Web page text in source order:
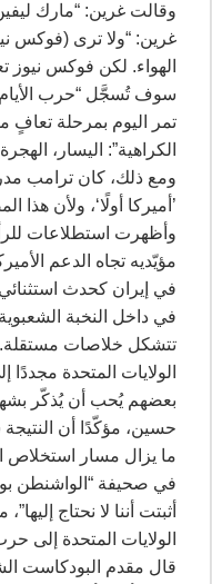
وقالت غرين: “مارك
غرين: “ولا ترى (فوكس
الهواء. لكن فوكس
سوف تُسجَّل “حرب الأيام
تمر اليوم بمرحلة تعافٍ
الكراهية”: اليسار،
ومع ذلك، كان ترامب
’أميركا أولًا‘، ولأن
وأظهرت استطلاعات
مؤيّديه تجاه الدعم
في إيران كحدث
تتشكل خلاصات مستقلة.
الولايات المتحدة
بعضهم يُحب أن يُذكّر
حسين، مؤكّدًا أن
ما يزال مسار استخلاص
في صحيفة “الواشنطن
أثبتت أننا لا نحتاج
الولايات المتحدة
قال مقدم البودكاست